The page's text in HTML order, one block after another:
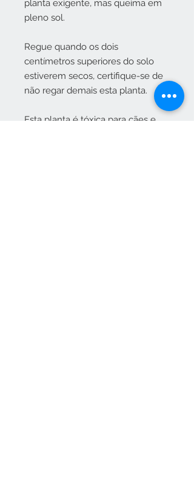
planta exigente, mas queima em
pleno sol.
Regue quando os dois
centímetros superiores do solo
estiverem secos, certifique-se de
não regar demais esta planta.
Esta planta é tóxica para cães e